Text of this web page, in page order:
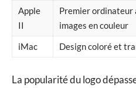
Apple
II
Premier ordinateur
images en couleur
iMac Design coloré et
La popularité du logo